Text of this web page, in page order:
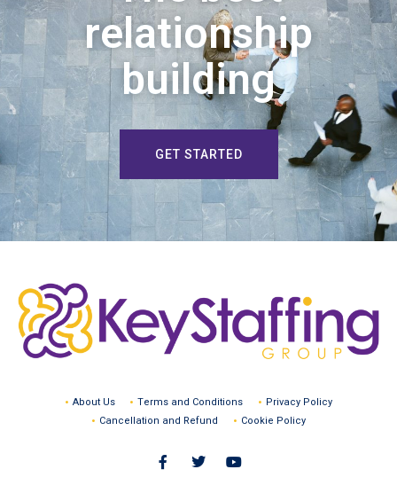
relationship
building
GET STARTED
About Us Terms and Conditions
Privacy Policy
Cancellation and Refund
Cookie Policy